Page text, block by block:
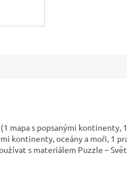
mapa s popsanými kontinenty,
kontinenty, oceány a moři, 1
s materiálem Puzzle –